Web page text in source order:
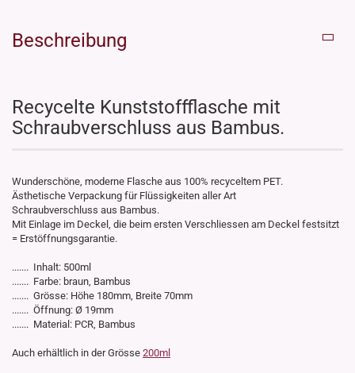
Beschreibung
Recycelte Kunststoffflasche mit
Schraubverschluss aus Bambus.
Wunderschöne, moderne Flasche aus 100% recyceltem PET.
Ästhetische Verpackung für Flüssigkeiten aller Art
Schraubverschluss aus Bambus.
Mit Einlage im Deckel, die beim ersten Verschliessen am Deckel festsitzt
= Erstöffnungsgarantie.
....... Inhalt: 500ml
....... Farbe: braun, Bambus
....... Grösse: Höhe 180mm, Breite 70mm
....... Öffnung: Ø 19mm
....... Material: PCR, Bambus
Auch erhältlich in der Grösse 200ml